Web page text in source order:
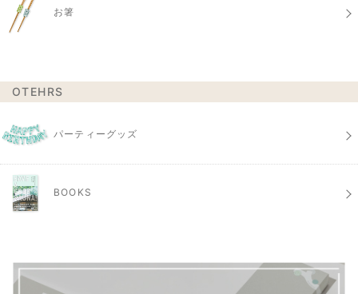
お箸
OTEHRS
パーティーグッズ
BOOKS